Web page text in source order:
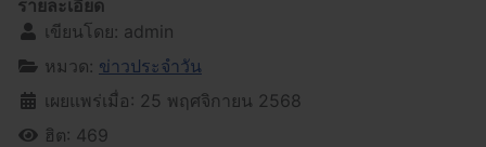
รายละเอียด
เขียนโดย: admin
หมวด: ข่าวประจำวัน
เผยแพร่เมื่อ: 25 พฤศจิกายน 2568
ฮิต: 469